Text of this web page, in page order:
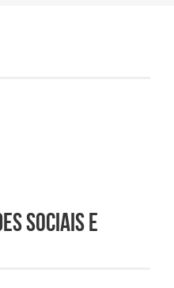
sociais e